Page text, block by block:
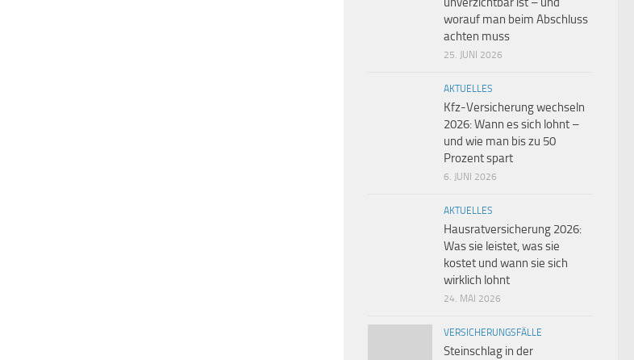
worauf man beim Abschluss
achten muss
25. JUNI 2026
AKTUELLES
Kfz-Versicherung wechseln
2026: Wann es sich lohnt –
und wie man bis zu 50
Prozent spart
6. JUNI 2026
AKTUELLES
Hausratversicherung 2026:
Was sie leistet, was sie
kostet und wann sie sich
wirklich lohnt
24. MAI 2026
VERSICHERUNGSFÄLLE
Steinschlag in der